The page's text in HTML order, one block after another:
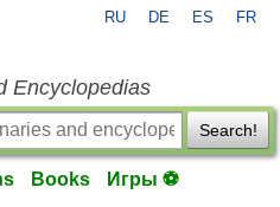
RU DE ES FR
Encyclopedias
Search!
Books Игры ⚽